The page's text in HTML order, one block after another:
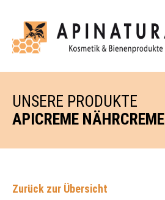
UNSERE PRODUKTE
APICREME NÄHRCREME
Zurück zur Übersicht